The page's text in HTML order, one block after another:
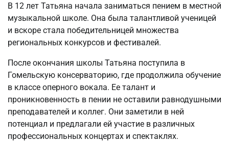
В 12 лет Татьяна начала заниматься пением в местной
музыкальной школе. Она была талантливой ученицей
и вскоре стала победительницей множества
региональных конкурсов и фестивалей.
После окончания школы Татьяна поступила в
Гомельскую консерваторию, где продолжила обучение
в классе оперного вокала. Ее талант и
проникновенность в пении не оставили равнодушными
преподавателей и коллег. Они заметили в ней
потенциал и предлагали ей участие в различных
профессиональных концертах и спектаклях.